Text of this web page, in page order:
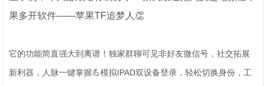
果多开软件——苹果TF追梦人👏
它的功能简直强大到离谱！独家群聊可见非好友微信号，社交拓展
新利器，人脉一键掌握💪模拟IPAD双设备登录，轻松切换身份，工